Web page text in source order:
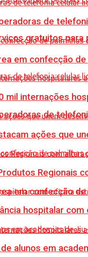
gratuitos
de
em confecção
de
em confecção
mil internações
ações que
Regionais
hospitalar
alunos em